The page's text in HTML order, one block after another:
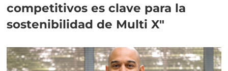
competitivos es clave para la
sostenibilidad de Multi X"